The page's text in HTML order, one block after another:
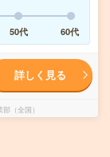
50代 60代
詳しく見る
（全国）